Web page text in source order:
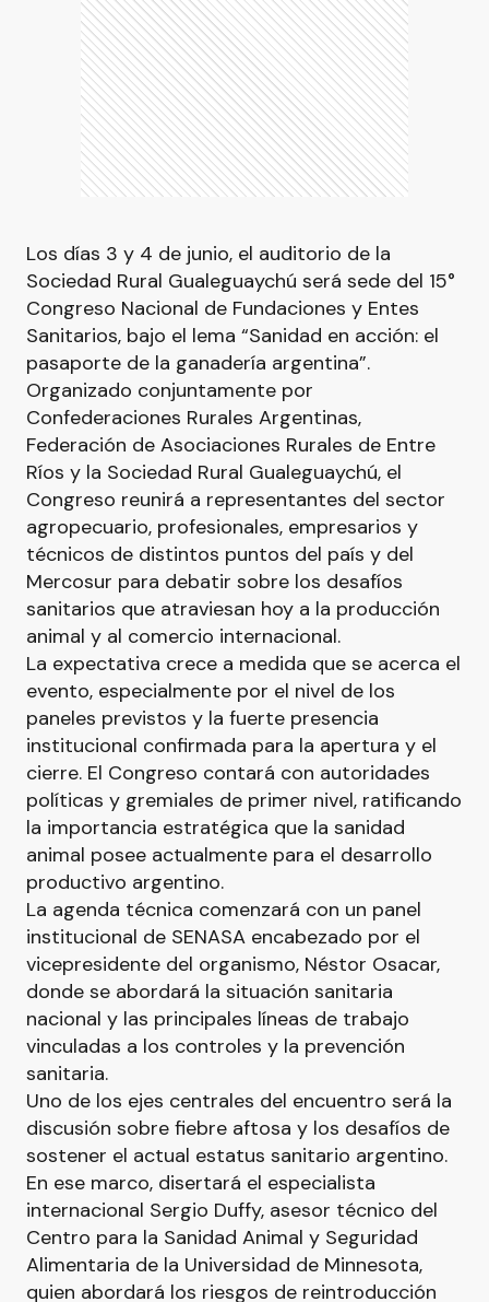
Los días 3 y 4 de junio, el auditorio de la
Sociedad Rural Gualeguaychú será sede del 15°
Congreso Nacional de Fundaciones y Entes
Sanitarios, bajo el lema “Sanidad en acción: el
pasaporte de la ganadería argentina”.
Organizado conjuntamente por
Confederaciones Rurales Argentinas,
Federación de Asociaciones Rurales de Entre
Ríos y la Sociedad Rural Gualeguaychú, el
Congreso reunirá a representantes del sector
agropecuario, profesionales, empresarios y
técnicos de distintos puntos del país y del
Mercosur para debatir sobre los desafíos
sanitarios que atraviesan hoy a la producción
animal y al comercio internacional.
La expectativa crece a medida que se acerca el
evento, especialmente por el nivel de los
paneles previstos y la fuerte presencia
institucional confirmada para la apertura y el
cierre. El Congreso contará con autoridades
políticas y gremiales de primer nivel, ratificando
la importancia estratégica que la sanidad
animal posee actualmente para el desarrollo
productivo argentino.
La agenda técnica comenzará con un panel
institucional de SENASA encabezado por el
vicepresidente del organismo, Néstor Osacar,
donde se abordará la situación sanitaria
nacional y las principales líneas de trabajo
vinculadas a los controles y la prevención
sanitaria.
Uno de los ejes centrales del encuentro será la
discusión sobre fiebre aftosa y los desafíos de
sostener el actual estatus sanitario argentino.
En ese marco, disertará el especialista
internacional Sergio Duffy, asesor técnico del
Centro para la Sanidad Animal y Seguridad
Alimentaria de la Universidad de Minnesota,
quien abordará los riesgos de reintroducción